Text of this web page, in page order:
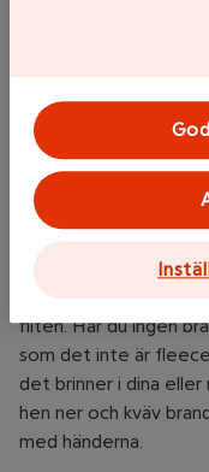
Hur du ska släcka
alltid ha både en
hands.
Med en brandfilt kan
fungerar också bra
bestämt med
filten. Har du ingen
som det inte är
det brinner i dina eller
hen ner och kväv
med händerna.